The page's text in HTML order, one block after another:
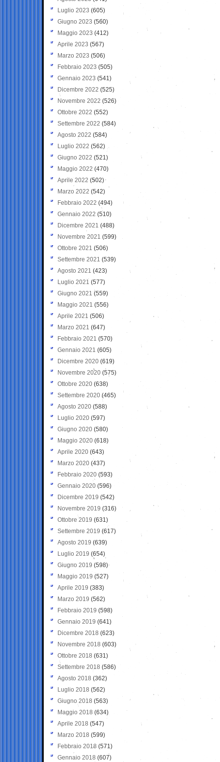
Luglio 2023 (605)
Giugno 2023 (560)
Maggio 2023 (412)
Aprile 2023 (567)
Marzo 2023 (506)
Febbraio 2023 (505)
Gennaio 2023 (541)
Dicembre 2022 (525)
Novembre 2022 (526)
Ottobre 2022 (552)
Settembre 2022 (584)
Agosto 2022 (584)
Luglio 2022 (562)
Giugno 2022 (521)
Maggio 2022 (470)
Aprile 2022 (502)
Marzo 2022 (542)
Febbraio 2022 (494)
Gennaio 2022 (510)
Dicembre 2021 (488)
Novembre 2021 (599)
Ottobre 2021 (506)
Settembre 2021 (539)
Agosto 2021 (423)
Luglio 2021 (577)
Giugno 2021(559)
Maggio 2021 (556)
Aprile 2021 (506)
Marzo 2021 (647)
Febbraio 2021 (570)
Gennaio 2021 (605)
Dicembre 2020 (619)
Novembre 2020 (575)
Ottobre 2020 (638)
Settembre 2020(465)
Agosto 2020 (588)
Luglio 2020 (597)
Giugno 2020 (580)
Maggio 2020 (618)
Aprile 2020 (643)
Marzo 2020 (437)
Febbraio 2020 (593)
Gennaio 2020 (596)
Dicembre 2019 (542)
Novembre 2019 (316)
Ottobre 2019 (631)
Settembre 2019 (617)
Agosto 2019 (639)
Luglio 2019 (654)
Giugno 2019 (598)
Maggio 2019 (527)
Aprile 2019 (383)
Marzo 2019 (562)
Febbraio 2019 (598)
Gennaio 2019 (641)
Dicembre 2018 (623)
Novembre 2018 (603)
Ottobre 2018 (631)
Settembre 2018 (586)
Agosto 2018 (362)
Luglio 2018 (562)
Giugno 2018 (563)
Maggio 2018 (634)
Aprile 2018 (547)
Marzo 2018 (599)
Febbraio 2018 (571)
Gennaio 2018 (607)